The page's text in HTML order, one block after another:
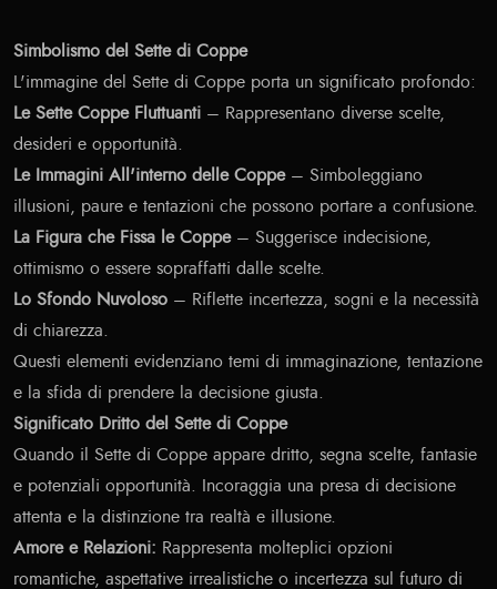
Simbolismo del Sette di Coppe
L'immagine del Sette di Coppe porta un significato profondo:
Le Sette Coppe Fluttuanti – Rappresentano diverse scelte,
desideri e opportunità.
Le Immagini All'interno delle Coppe– Simboleggiano
illusioni, paure e tentazioni che possono portare a confusione.
La Figura che Fissa le Coppe– Suggerisce indecisione,
ottimismo o essere sopraffatti dalle scelte.
Lo Sfondo Nuvoloso – Riflette incertezza, sogni e la necessità
di chiarezza.
Questi elementi evidenziano temi di immaginazione, tentazione
e la sfida di prendere la decisione giusta.
Significato Dritto del Sette di Coppe
Quando il Sette di Coppe appare dritto, segna scelte, fantasie
e potenziali opportunità. Incoraggia una presa di decisione
attenta e la distinzione tra realtà e illusione.
Amore e Relazioni: Rappresenta molteplici opzioni
romantiche, aspettative irrealistiche o incertezza sul futuro di